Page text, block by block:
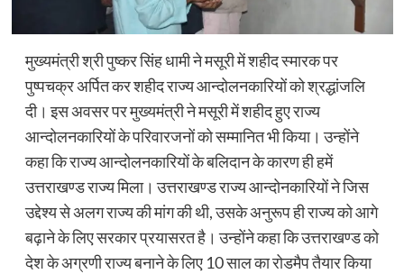
मुख्यमंत्री श्री पुष्कर सिंह धामी ने मसूरी में शहीद स्मारक पर
पुष्पचक्र अर्पित कर शहीद राज्य आन्दोलनकारियों को श्रद्धांजलि
दी। इस अवसर पर मुख्यमंत्री ने मसूरी में शहीद हुए राज्य
आन्दोलनकारियों के परिवारजनों को सम्मानित भी किया। उन्होंने
कहा कि राज्य आन्दोलनकारियों के बलिदान के कारण ही हमें
उत्तराखण्ड राज्य मिला। उत्तराखण्ड राज्य आन्दोनकारियों ने जिस
उद्देश्य से अलग राज्य की मांग की थी, उसके अनुरूप ही राज्य को आगे
बढ़ाने के लिए सरकार प्रयासरत है। उन्होंने कहा कि उत्तराखण्ड को
देश के अग्रणी राज्य बनाने के लिए 10 साल का रोडमैप तैयार किया